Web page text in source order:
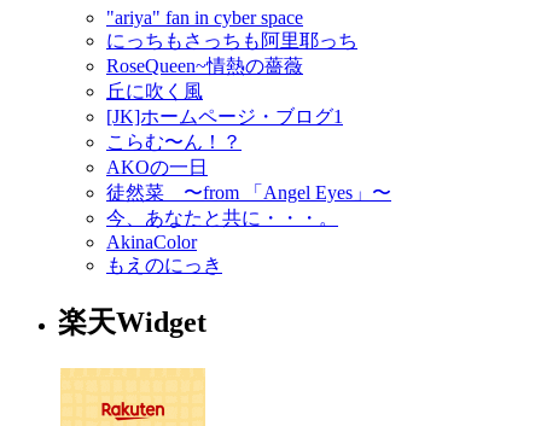
"ariya" fan in cyber space
にっちもさっちも阿里耶っち
RoseQueen~情熱の薔薇
丘に吹く風
[JK]ホームページ・ブログ1
こらむ〜ん！？
AKOの一日
徒然菜 〜from 「Angel Eyes」〜
今、あなたと共に・・・。
AkinaColor
もえのにっき
楽天Widget